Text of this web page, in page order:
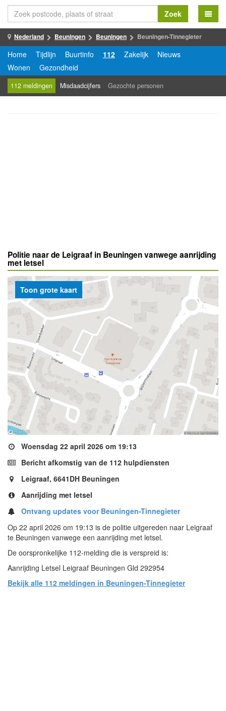
Zoek
Nederland Beuningen Beuningen Beuningen-Tinnegieter
Home Tijdlijn Buurtinfo 112 Zakelijk
Nieuws
Wonen
Gezondheid
112 meldingen Misdaadcijfers Gezochte personen
Politie naar de Leigraaf in Beuningen vanwege aanrijding
met letsel
Woensdag 22 april 2026 om 19:13
Bericht afkomstig van de 112 hulpdiensten
Leigraaf, 6641DH Beuningen
Aanrijding met letsel
Ontvang updates voor Beuningen-Tinnegieter
Op 22 april 2026 om 19:13 is de politie uitgereden naar Leigraaf
te Beuningen vanwege een aanrijding met letsel.
De oorspronkelijke 112-melding die is verspreid is:
Aanrijding Letsel Leigraaf Beuningen Gld 292954
Bekijk alle 112 meldingen in Beuningen-Tinnegieter
Toon grote kaart